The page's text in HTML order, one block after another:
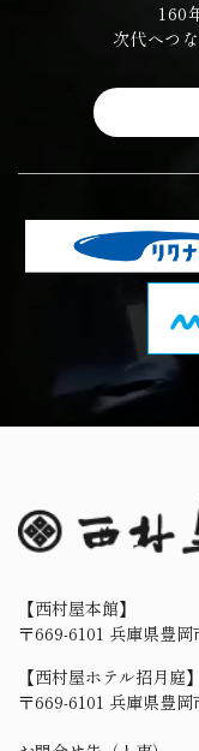
160
次代へつ
【西村屋本館】
〒669-6101 兵庫県豊
【西村屋ホテル招月庭】
〒669-6101 兵庫県豊